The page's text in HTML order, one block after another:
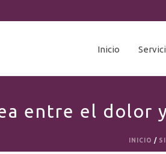
Inicio
entre el dolor
INICIO /